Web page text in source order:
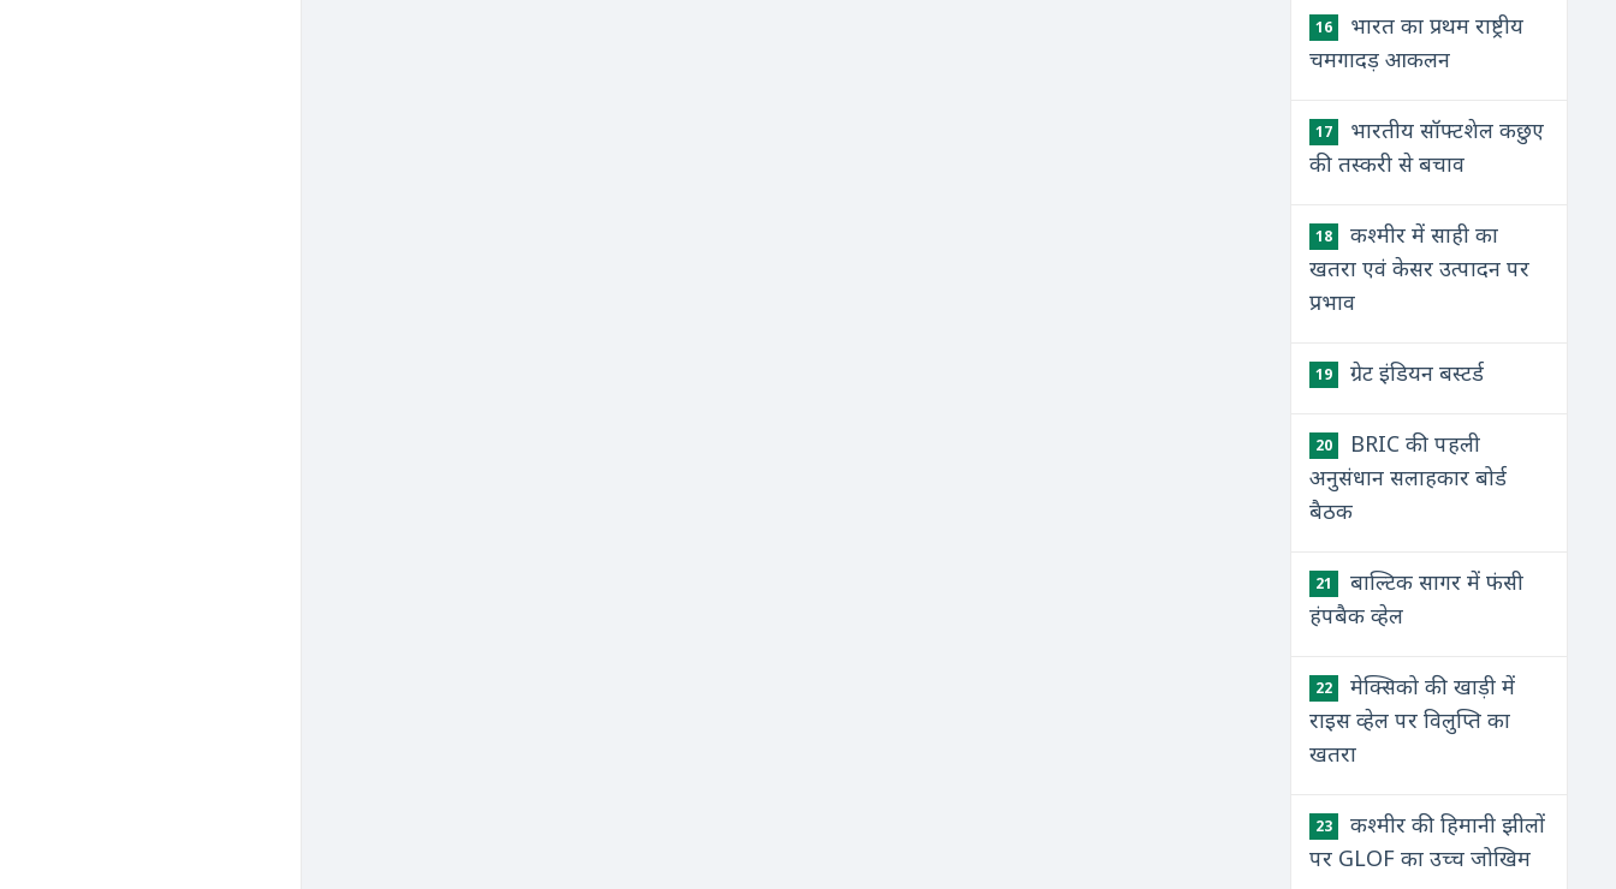
16
भारत का प्रथम राष्ट्रीय
चमगादड़ आकलन
17
भारतीय सॉफ्टशेल कछुए
की तस्करी से बचाव
18
कश्मीर में साही का
खतरा एवं केसर उत्पादन पर
प्रभाव
19 ग्रेट इंडियन बस्टर्ड
20
BRIC की पहली
अनुसंधान सलाहकार बोर्ड
बैठक
21
बाल्टिक सागर में फंसी
हंपबैक व्हेल
22
मेक्सिको की खाड़ी में
राइस व्हेल पर विलुप्ति का
खतरा
23
कश्मीर की हिमानी झीलों
पर GLOF का उच्च जोखिम